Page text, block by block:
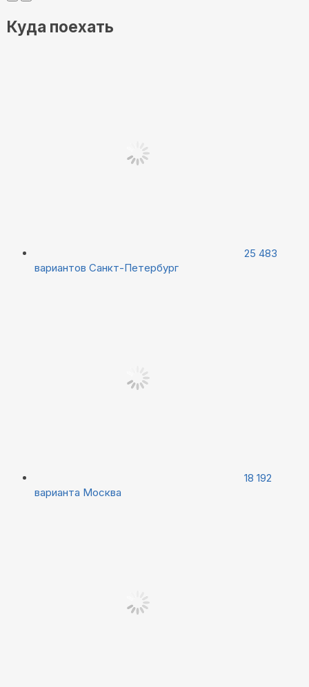
Куда поехать
25 483
вариантов Санкт-Петербург
18 192
варианта Москва